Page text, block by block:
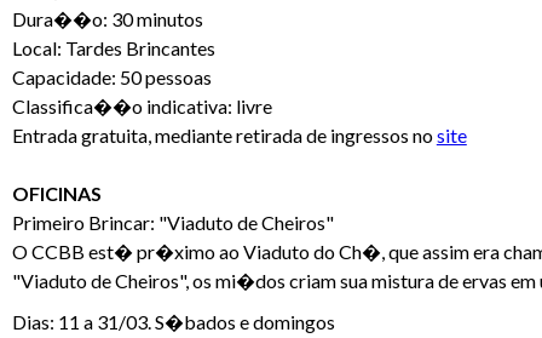
Dura��o: 30 minutos
Local: Tardes Brincantes
Capacidade: 50 pessoas
Classifica��o indicativa: livre
Entrada gratuita, mediante retirada de ingressos nosite
OFICINAS
Primeiro Brincar: "Viaduto de Cheiros"
O CCBB est� pr�ximo ao Viaduto do Ch�, que assim era
"Viaduto de Cheiros", os mi�dos criam sua mistura de ervas
Dias: 11 a 31/03. S�bados e domingos